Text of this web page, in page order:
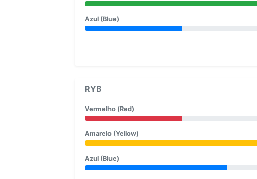
Azul (Blue)
RYB
Vermelho (Red)
Amarelo (Yellow)
Azul (Blue)